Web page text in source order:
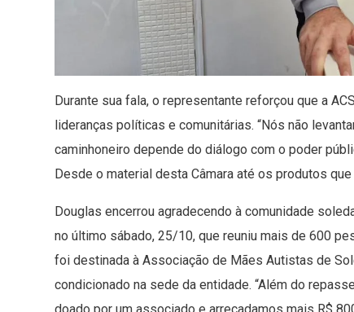
Durante sua fala, o representante reforçou que a
lideranças políticas e comunitárias. “Nós não
caminhoneiro depende do diálogo com o poder
Desde o material desta Câmara até os produtos
Douglas encerrou agradecendo à comunidade
no último sábado, 25/10, que reuniu mais de 600
foi destinada à Associação de Mães Autistas de
condicionado na sede da entidade. “Além do
doado por um associado e arrecadamos mais R$